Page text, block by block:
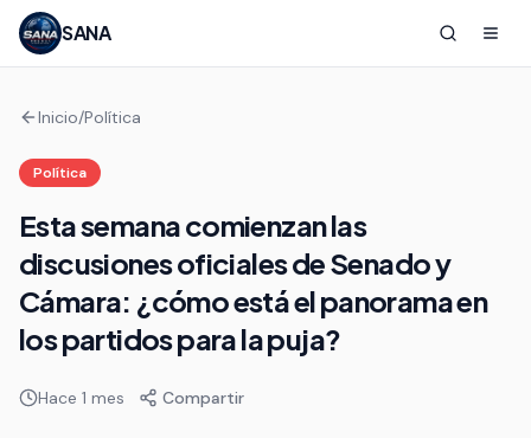
SANA
Inicio/Política
Política
Esta semana comienzan las
discusiones oficiales de Senado y
Cámara: ¿cómo está el panorama en
los partidos para la puja?
Hace 1 mes Compartir